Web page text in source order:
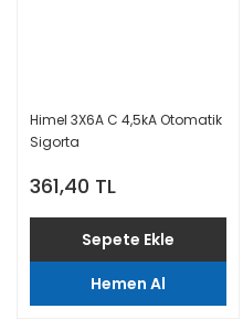
Himel 3X6A C 4,5kA Otomatik
Sigorta
361,40 TL
Sepete Ekle
Hemen Al